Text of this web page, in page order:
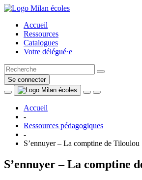
Accueil
Ressources
Catalogues
Votre délégué·e
Se connecter
Accueil
-
Ressources pédagogiques
-
S’ennuyer – La comptine de Tiloulou
S’ennuyer – La comptine